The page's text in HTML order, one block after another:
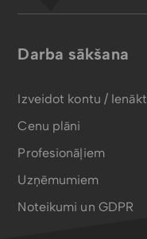
Darba sākšana
Izveidot kontu / Ienākt
Cenu plāni
Profesionāļiem
Uzņēmumiem
Noteikumi un GDPR